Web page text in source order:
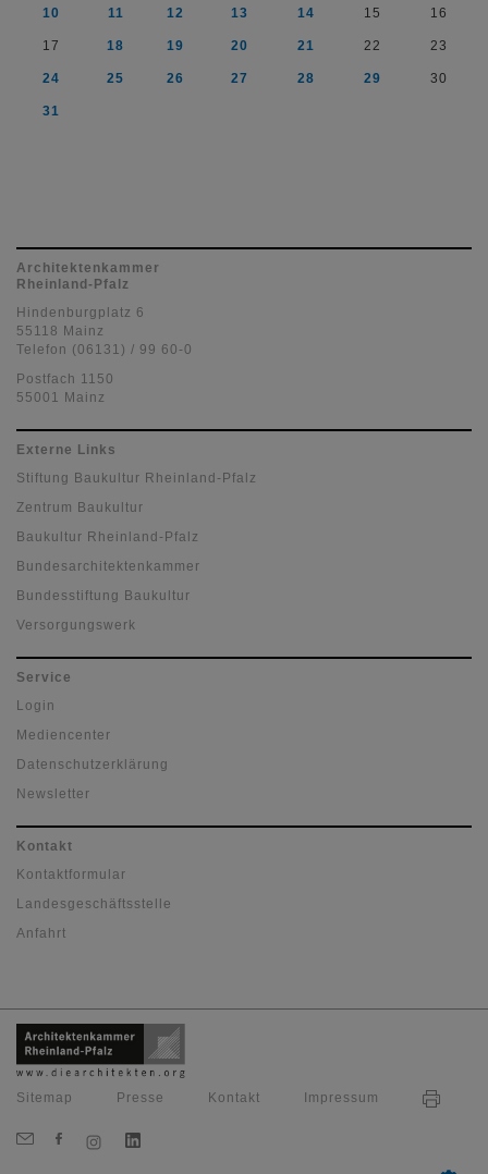
10 11 12 13 14 15 16
17 18 19 20 21 22 23
24 25 26 27 28 29 30
31
Architektenkammer
Rheinland-Pfalz
Hindenburgplatz 6
55118 Mainz
Telefon (06131) / 99 60-0
Postfach 1150
55001 Mainz
Externe Links
Stiftung Baukultur Rheinland-Pfalz
Zentrum Baukultur
Baukultur Rheinland-Pfalz
Bundesarchitektenkammer
Bundesstiftung Baukultur
Versorgungswerk
Service
Login
Mediencenter
Datenschutzerklärung
Newsletter
Kontakt
Kontaktformular
Landesgeschäftsstelle
Anfahrt
Sitemap Presse Kontakt Impressum